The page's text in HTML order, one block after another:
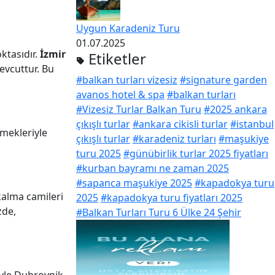
İzmir
Bu
camileri
Uygun Karadeniz Turu
01.07.2025
Etiketler
#balkan turları vizesiz #signature garden
avanos hotel & spa #balkan turları
#Vizesiz Turlar Balkan Turu #2025 ankara
çıkışlı turlar#ankara cikisli turlar#istanbul
çıkışlı turlar#karadeniz turları #maşukiye
turu 2025#günübirlik turlar 2025 fiyatları
#kurban bayramı ne zaman 2025
#sapanca maşukiye 2025#kapadokya turu
2025#kapadokya turu fiyatları 2025
#Balkan Turları Turu 6 Ülke 24 Şehir